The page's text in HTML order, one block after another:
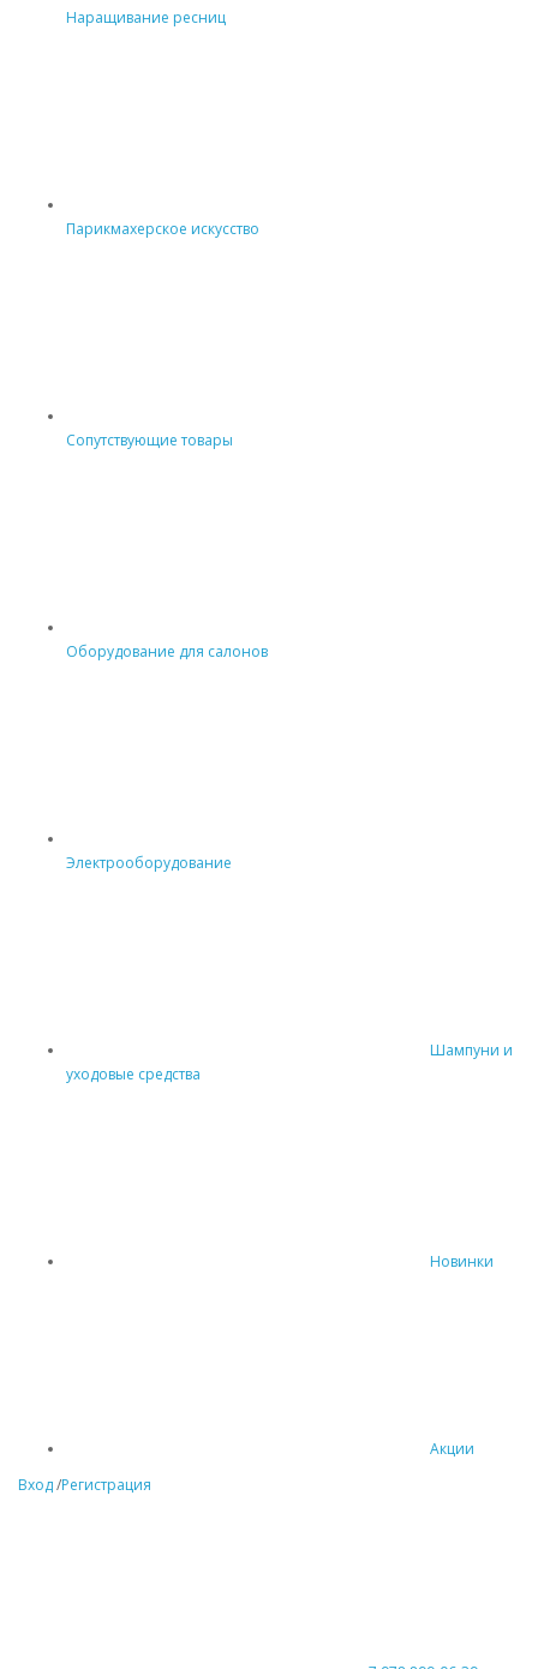
Наращивание ресниц
Парикмахерское искусство
Сопутствующие товары
Оборудование для салонов
Электрооборудование
Шампуни и
уходовые средства
Новинки
Акции
Вход/Регистрация